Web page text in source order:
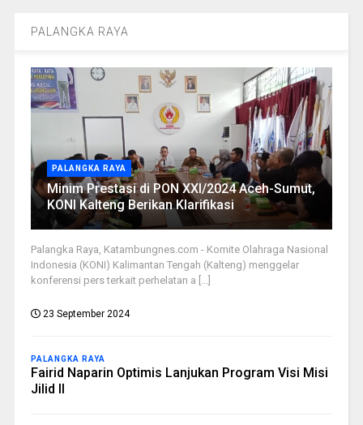
PALANGKA RAYA
PALANGKA RAYA
Minim Prestasi di PON XXI/2024 Aceh-Sumut,
KONI Kalteng Berikan Klarifikasi
Palangka Raya, Katambungnes.com - Komite Olahraga Nasional
Indonesia (KONI) Kalimantan Tengah (Kalteng) menggelar
konferensi pers terkait perhelatan a [...]
23 September 2024
PALANGKA RAYA
Fairid Naparin Optimis Lanjukan Program Visi Misi
Jilid II